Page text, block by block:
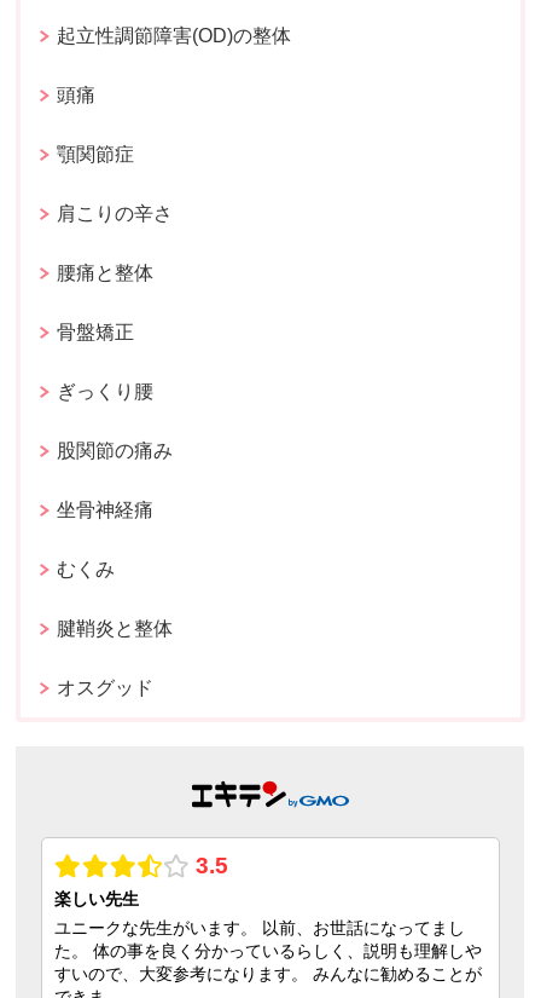
起立性調節障害(OD)の整体
頭痛
顎関節症
肩こりの辛さ
腰痛と整体
骨盤矯正
ぎっくり腰
股関節の痛み
坐骨神経痛
むくみ
腱鞘炎と整体
オスグッド